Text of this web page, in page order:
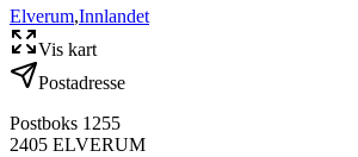
Elverum,Innlandet
Vis kart
Postadresse
Postboks 1255
2405 ELVERUM